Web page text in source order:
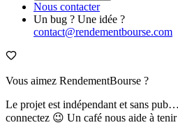
Nous contacter
Un bug ? Une idée ?
contact@rendementbourse.com
Vous aimez RendementBourse ?
Le projet est indépendant et sans
connectez 😉 Un café nous aide à